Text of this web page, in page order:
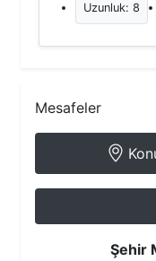
Uzunluk: 8
Mesafeler
Şehir